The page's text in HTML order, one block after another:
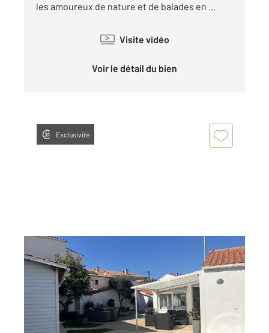
les amoureux de nature et de balades en ...
Visite vidéo
Voir le détail du bien
Exclusivité
ST HILAIRE DE RIEZ 85
110 m2, 4 pièces
Ref : 5920
Maison à vendre
399 950 €